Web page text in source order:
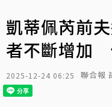
凱蒂佩芮前
者不斷增加
2025-12-24 06:25 聯合報